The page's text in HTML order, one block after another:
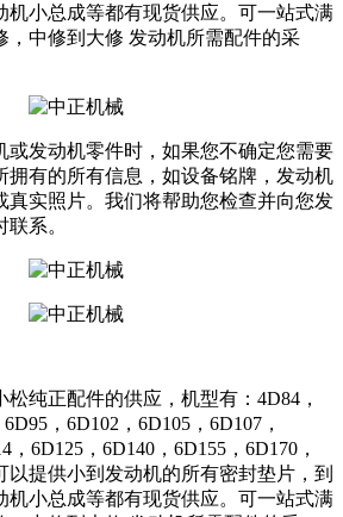
机小总成等都有现货供应。可一站式满
，中修到大修 发动机所需配件的采
或发动机零件时，如果您不确定您需要
拥有的所有信息，如设备铭牌，发动机
真实照片。我们将帮助您检查并向您发
系。
纯正配件的供应，机型有：4D84，
，6D102，6D105，6D107，
，6D125，6D140，6D155，6D170，
以提供小到发动机的所有密封垫片，到
机小总成等都有现货供应。可一站式满